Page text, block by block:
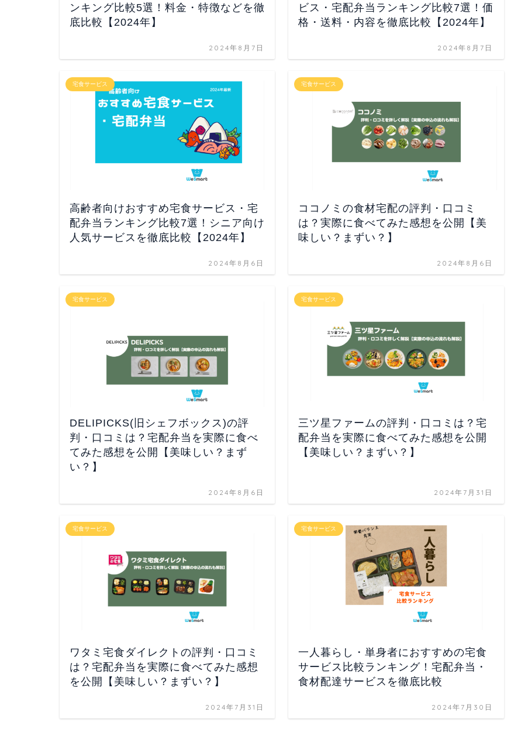
ンキング比較5選！料金・特徴などを徹
底比較【2024年】
2024年8月7日
ビス・宅配弁当ランキング比較7選！価
格・送料・内容を徹底比較【2024年】
2024年8月7日
宅食サービス
高齢者向けおすすめ宅食サービス・宅
配弁当ランキング比較7選！シニア向け
人気サービスを徹底比較【2024年】
2024年8月6日
宅食サービス
ココノミの食材宅配の評判・口コミ
は？実際に食べてみた感想を公開【美
味しい？まずい？】
2024年8月6日
宅食サービス
DELIPICKS(旧シェフボックス)の評
判・口コミは？宅配弁当を実際に食べ
てみた感想を公開【美味しい？まず
い？】
2024年8月6日
宅食サービス
三ツ星ファームの評判・口コミは？宅
配弁当を実際に食べてみた感想を公開
【美味しい？まずい？】
2024年7月31日
宅食サービス
ワタミ宅食ダイレクトの評判・口コミ
は？宅配弁当を実際に食べてみた感想
を公開【美味しい？まずい？】
2024年7月31日
宅食サービス
一人暮らし・単身者におすすめの宅食
サービス比較ランキング！宅配弁当・
食材配達サービスを徹底比較
2024年7月30日